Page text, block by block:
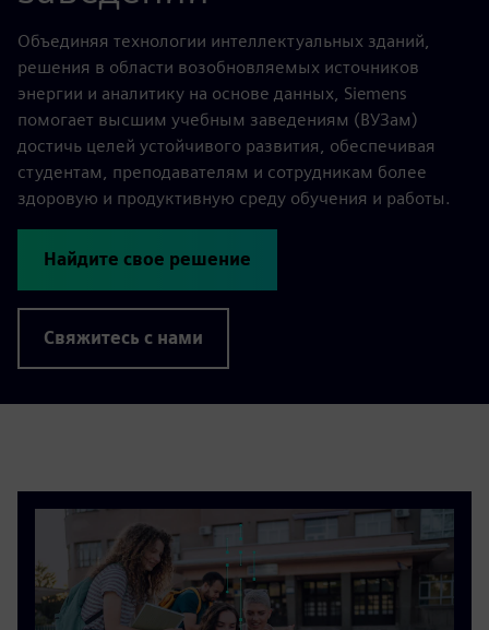
Объединяя технологии интеллектуальных зданий,
решения в области возобновляемых источников
энергии и аналитику на основе данных, Siemens
помогает высшим учебным заведениям (ВУЗам)
достичь целей устойчивого развития, обеспечивая
студентам, преподавателям и сотрудникам более
здоровую и продуктивную среду обучения и работы.
Найдите свое решение
Свяжитесь с нами